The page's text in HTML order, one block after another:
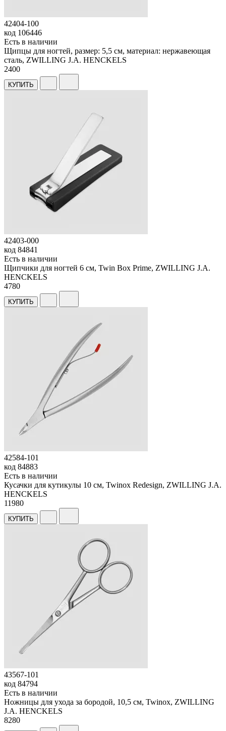
42404-100
код 106446
Есть в наличии
Щипцы для ногтей, размер: 5,5 см, материал: нержавеющая
сталь, ZWILLING J.A. HENCKELS
2400
КУПИТЬ
42403-000
код 84841
Есть в наличии
Щипчики для ногтей 6 см, Twin Box Prime, ZWILLING J.A.
HENCKELS
4780
КУПИТЬ
42584-101
код 84883
Есть в наличии
Кусачки для кутикулы 10 см, Twinox Redesign, ZWILLING J.A.
HENCKELS
11980
КУПИТЬ
43567-101
код 84794
Есть в наличии
Ножницы для ухода за бородой, 10,5 см, Twinox, ZWILLING
J.A. HENCKELS
8280